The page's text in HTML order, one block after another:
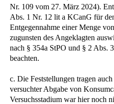
Nr. 109 vom 27. März 2024).
Abs. 1 Nr. 12 lit a KCanG für
Entgegennahme einer Menge
zugunsten des Angeklagten
nach § 354a StPO und § 2 Abs.
beachten.
c. Die Feststellungen tragen
versuchter Abgabe von
Versuchsstadium war hier noch